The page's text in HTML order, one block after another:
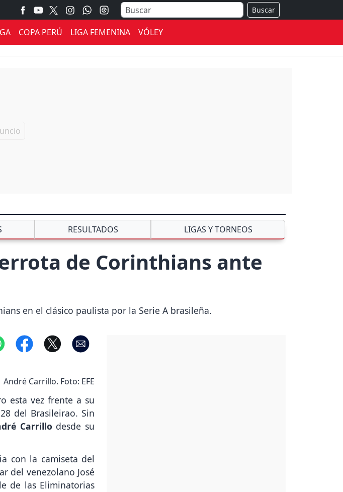
Buscar
COPA PERÚ LIGA FEMENINA VÓLEY
RESULTADOS LIGAS Y TORNEOS
de Corinthians ante
en el clásico paulista por la Serie A brasileña.
André Carrillo. Foto: EFE
esta vez frente a su
del Brasileirao. Sin
Carrillo desde su
con la camiseta del
del venezolano José
de las Eliminatorias